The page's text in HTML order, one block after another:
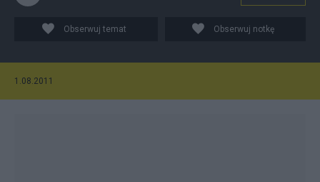
Obserwuj temat Obserwuj notkę
1.08.2011